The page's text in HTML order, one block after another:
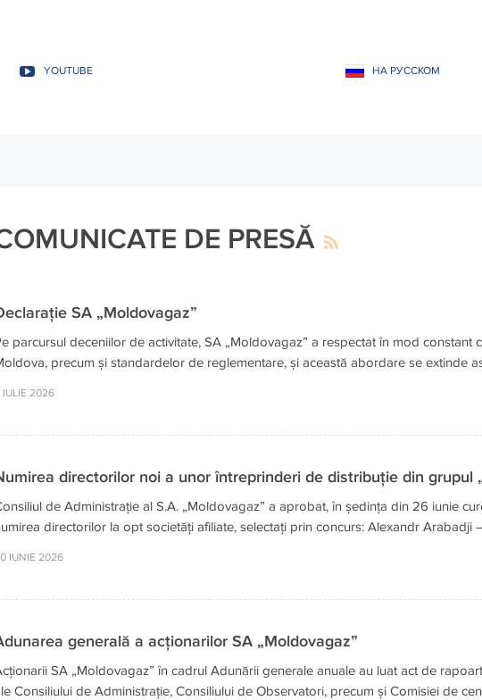
YOUTUBE НА РУССКОМ
DE PRESĂ
SA „Moldovagaz”
parcursul deceniilor de activitate, SA „Moldovagaz” a respectat în mod constant
precum și standardelor de reglementare, și această abordare se extinde
IULIE 2026
directorilor noi a unor întreprinderi de distribuție din grupul
de Administrație al S.A. „Moldovagaz” a aprobat, în ședința din 26 iunie
directorilor la opt societăți afiliate, selectați prin concurs: Alexandr Arabadji
IUNIE 2026
generală a acționarilor SA „Moldovagaz”
SA „Moldovagaz” în cadrul Adunării generale anuale au luat act de
Consiliului de Administrație, Consiliului de Observatori, precum și Comisiei de